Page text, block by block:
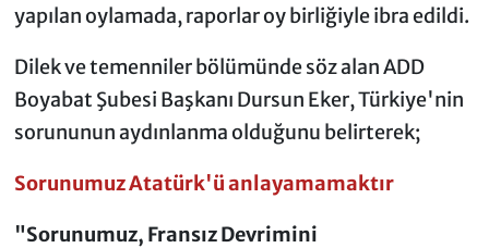
yapılan oylamada, raporlar oy birliğiyle ibra edildi.
Dilek ve temenniler bölümünde söz alan ADD
Boyabat Şubesi Başkanı Dursun Eker, Türkiye'nin
sorununun aydınlanma olduğunu belirterek;
Sorunumuz Atatürk'ü anlayamamaktır
"Sorunumuz, Fransız Devrimini